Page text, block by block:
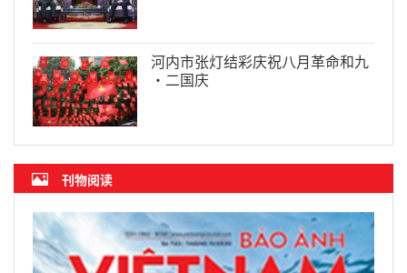
河内市张灯结彩庆祝八月革命和九
·二国庆
刊物阅读